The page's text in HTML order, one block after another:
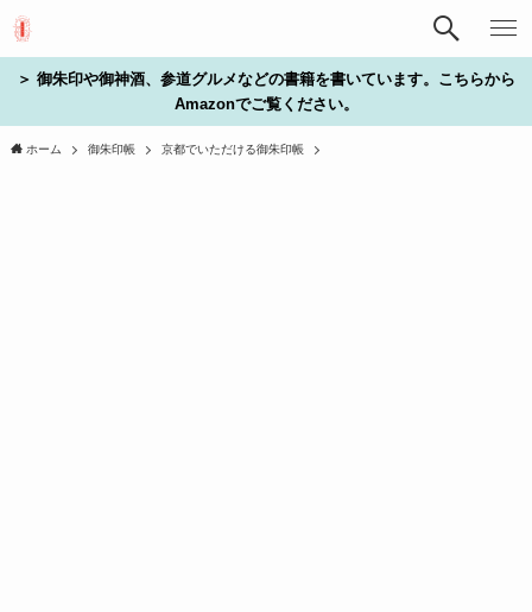
＞ 御朱印や御神酒、参道グルメなどの書籍を書いています。こちらから
Amazonでご覧ください。
ホーム 御朱印帳 京都でいただける御朱印帳